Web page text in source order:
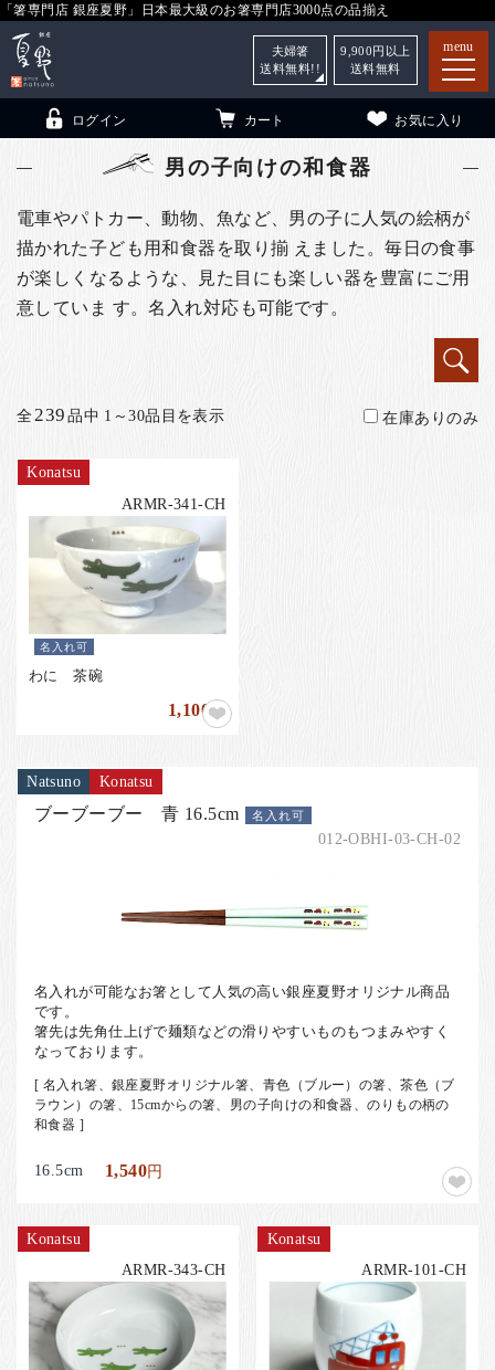
「箸専門店 銀座夏野」日本最大級のお箸専門店3000点の品揃え
menu
箸 （贈答用・自宅用）
子供和食器 （贈答用・自宅用）
ご利用ガイド
法人・飲食店のお客様
店舗紹介
お問い合わせ
お知らせ
箸ブログ
ログイン カート お気に入り
夫婦箸
送料無料!!
9,900 円以上
送料無料
男の子向けの和食器
電車やパトカー、動物、魚など、男の子に人気の絵柄が
描かれた子ども用和食器を取り揃 えました。毎日の食事
が楽しくなるような、見た目にも楽しい器を豊富にご用
意していま す。名入れ対応も可能です。
全239品中 1～30品目を表示 在庫ありのみ
Konatsu
ARMR-341-CH
名入れ可
わに 茶碗
1,100円
Natsuno Konatsu
ブーブーブー 青 16.5cm 名入れ可
012-OBHI-03-CH-02
名入れが可能なお箸として人気の高い銀座夏野オリジナル商品
です。
箸先は先角仕上げで麺類などの滑りやすいものもつまみやすく
なっております。
[ 名入れ箸、銀座夏野オリジナル箸、青色（ブルー）の箸、茶色（ブ
ラウン）の箸、15cmからの箸、男の子向けの和食器、のりもの柄の
和食器 ]
16.5cm 1,540円
Konatsu
ARMR-343-CH
Konatsu
ARMR-101-CH